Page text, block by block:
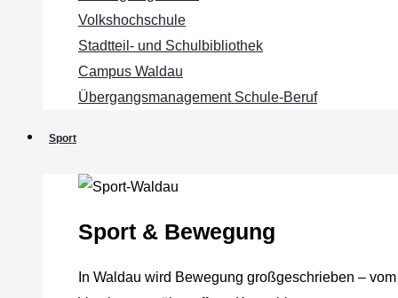
Volkshochschule
Stadtteil- und Schulbibliothek
Campus Waldau
Übergangsmanagement Schule‐Beruf
Sport
Sport & Bewegung
In Waldau wird Bewegung großgeschrieben – vom